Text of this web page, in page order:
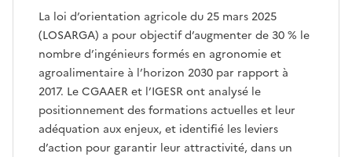
La loi d’orientation agricole du 25 mars 2025
(LOSARGA) a pour objectif d’augmenter de 30 % le
nombre d’ingénieurs formés en agronomie et
agroalimentaire à l’horizon 2030 par rapport à
2017. Le CGAAER et l’IGESR ont analysé le
positionnement des formations actuelles et leur
adéquation aux enjeux, et identifié les leviers
d’action pour garantir leur attractivité, dans un